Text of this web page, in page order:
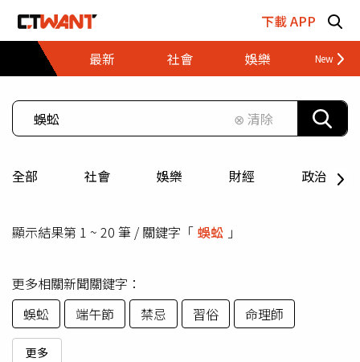
下載 APP
最新
社會 娛樂 財經
⊗ 清除
全部 社會 娛樂 財經 政治
顯示結果第 1 ~ 20 筆 / 關鍵字「 蜈蚣 」
更多相關新聞關鍵字：
蜈蚣
端午節 禁忌 習俗 命理師
更多